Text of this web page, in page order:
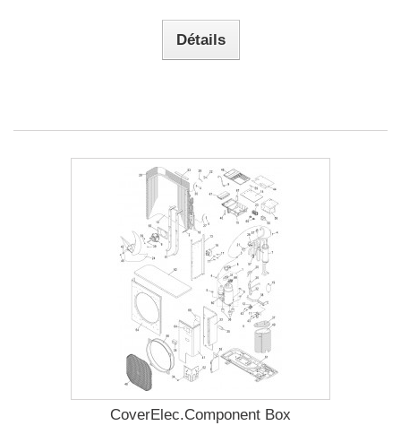
Détails
CoverElec.Component Box